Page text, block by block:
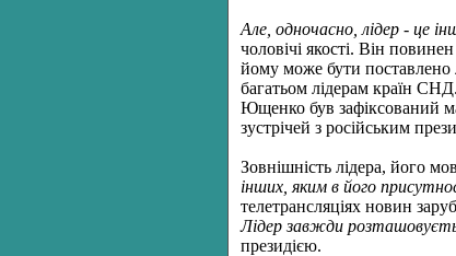
Але, одночасно, лідер - це
чоловічі якості. Він
йому може бути поставлено
багатьом лідерам країн
Ющенко був зафіксований
зустрічей з російським
Зовнішність лідера, його
інших, яким в його
телетрансляціях новин
Лідер завжди
президією.